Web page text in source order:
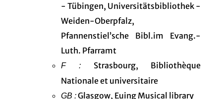
- Tübingen, Universitätsbibliothek -
Weiden-Oberpfalz,
Pfannenstiel’sche Bibl.im Evang.-
Luth. Pfarramt
F : Strasbourg, Bibliothèque
Nationale et universitaire
GB :Glasgow, Euing Musical library